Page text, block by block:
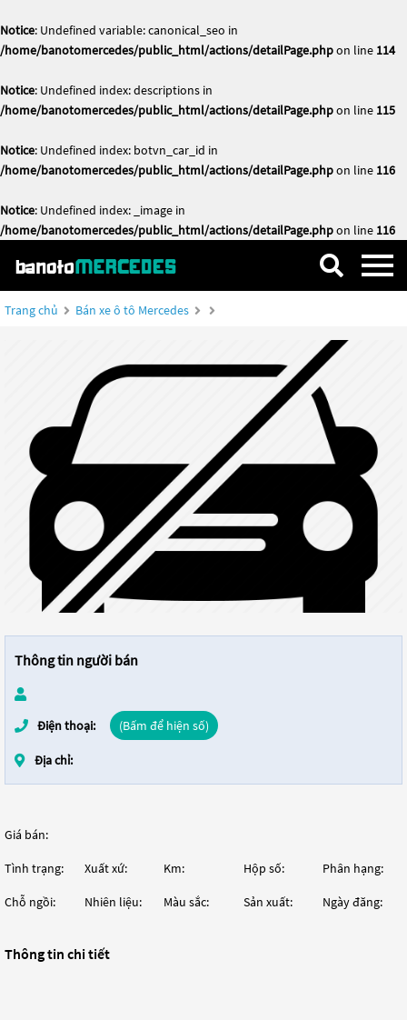
Notice: Undefined variable: canonical_seo in
/home/banotomercedes/public_html/actions/detailPage.phpon line 114
Notice: Undefined index: descriptions in
/home/banotomercedes/public_html/actions/detailPage.phpon line 115
Notice: Undefined index: botvn_car_id in
/home/banotomercedes/public_html/actions/detailPage.phpon line 116
Notice: Undefined index: _image in
/home/banotomercedes/public_html/actions/detailPage.phpon line 116
Trang chủ Bán xe ô tô Mercedes
Thông tin người bán
Điện thoại: (Bấm để hiện số)
Địa chỉ:
Giá bán:
Tình trạng: Xuất xứ: Km: Hộp số: Phân hạng:
Chỗ ngồi: Nhiên liệu: Màu sắc: Sản xuất: Ngày đăng:
Thông tin chi tiết